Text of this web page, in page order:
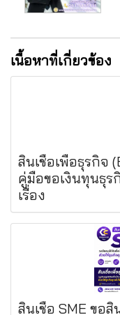
เนื้อหาที่เกี่ยวข้อง
สินเชื่อเพื่อธุรกิจ
คู่มือขอเงินทุนธุร
เรื่อง
สินเชื่อ SME ขอสิ